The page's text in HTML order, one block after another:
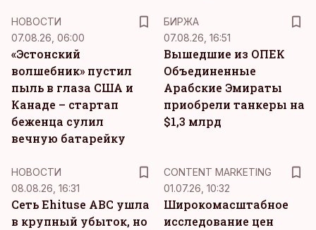
НОВОСТИ
07.08.26, 06:00
«Эстонский
волшебник» пустил
пыль в глаза США и
Канаде – стартап
беженца сулил
вечную батарейку
БИРЖА
07.08.26, 16:51
Вышедшие из ОПЕК
Объединенные
Арабские Эмираты
приобрели танкеры на
$1,3 млрд
НОВОСТИ
08.08.26, 16:31
Сеть Ehituse ABC ушла
в крупный убыток, но
CONTENT MARKETING
01.07.26, 10:32
Широкомасштабное
исследование цен